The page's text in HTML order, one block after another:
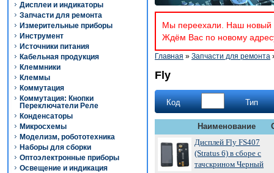
Дисплеи и индикаторы
Запчасти для ремонта
Измерительные приборы
Инструмент
Источники питания
Кабельная продукция
Клеммники
Клеммы
Коммутация
Коммутация: Кнопки
Переключатели Реле
Конденсаторы
Микросхемы
Моделизм, робототехника
Наборы для сборки
Оптоэлектронные приборы
Освещение и индикация
Мы переехали. Наш новый
Ждём Вас по новому
Главная » Запчасти для ремонта
Fly
Код Тип
Наименование
Дисплей Fly FS407
(Stratus 6) в сборе с
тачскрином Черный